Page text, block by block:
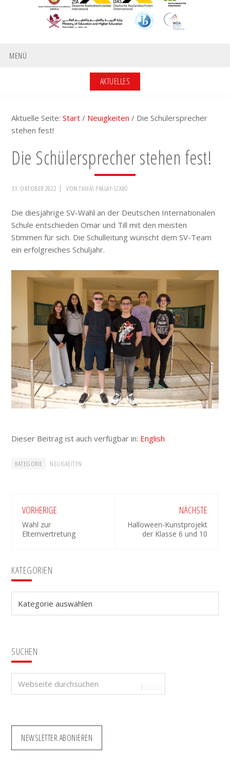
MENÜ
AKTUELLES
Aktuelle Seite:Start / Neuigkeiten / Die Schülersprecher
stehen fest!
Die Schülersprecher stehen fest!
31. OKTOBER 2022 VONTAMÁS PRÁGAY-SZABÓ
Die diesjährige SV-Wahl an der Deutschen Internationalen
Schule entschieden Omar und Till mit den meisten
Stimmen für sich. Die Schulleitung wünscht dem SV-Team
ein erfolgreiches Schuljahr.
Dieser Beitrag ist auch verfügbar in: English
KATEGORIE NEUIGKEITEN
VORHERIGE
Wahl zur
Elternvertretung
NÄCHSTE
Halloween-Kunstprojekt
der Klasse 6 und 10
Seitenspalte
KATEGORIEN
SUCHEN
Webseite
durchsuchen
NEWSLETTER ABONIEREN